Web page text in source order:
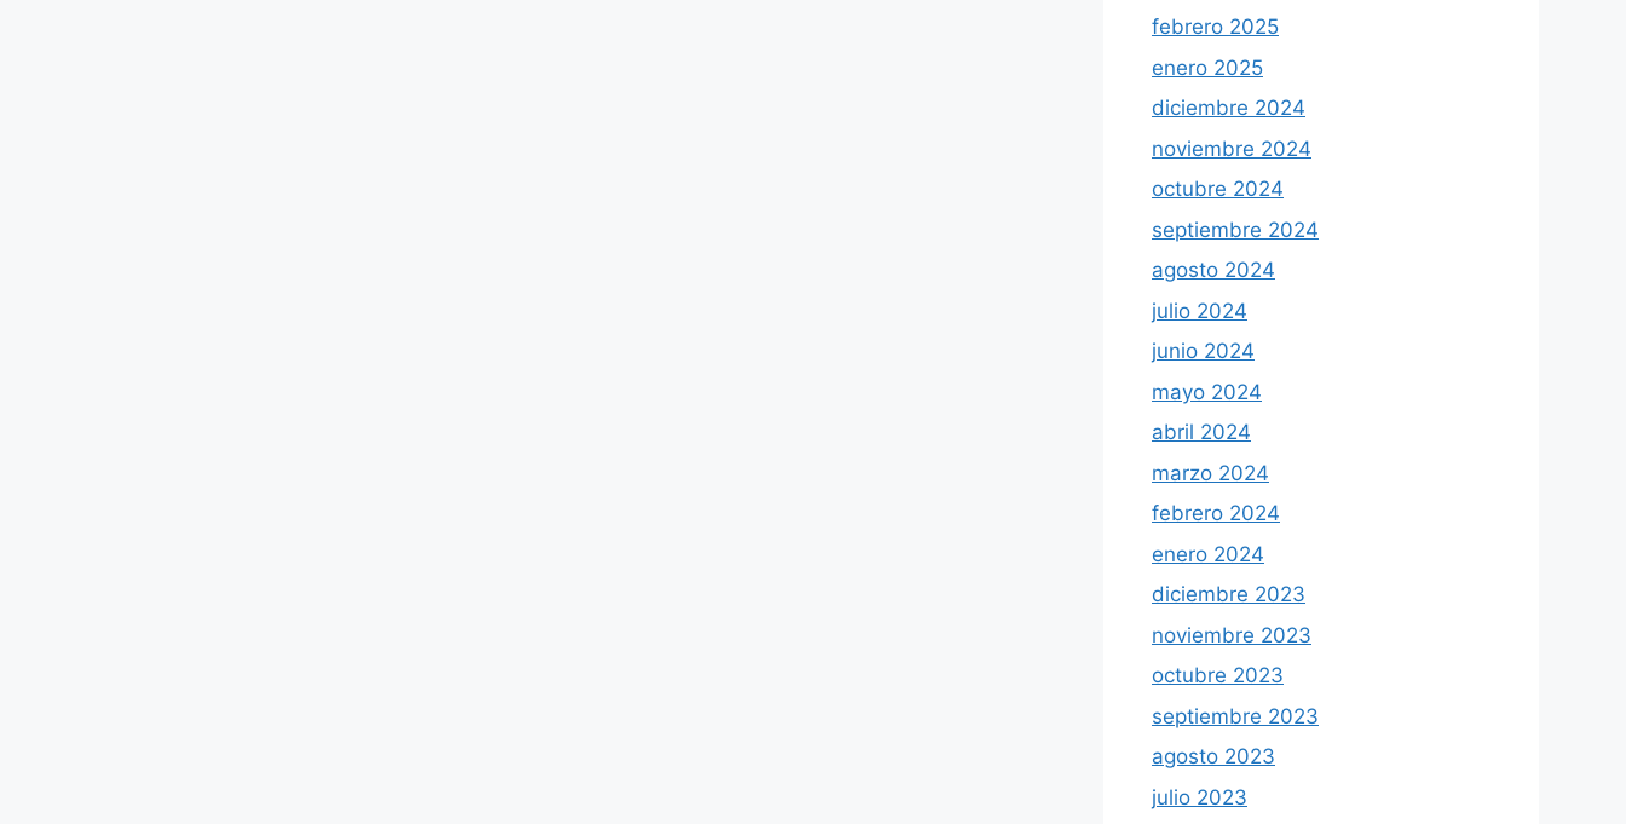
febrero 2025
enero 2025
diciembre 2024
noviembre 2024
octubre 2024
septiembre 2024
agosto 2024
julio 2024
junio 2024
mayo 2024
abril 2024
marzo 2024
febrero 2024
enero 2024
diciembre 2023
noviembre 2023
octubre 2023
septiembre 2023
agosto 2023
julio 2023